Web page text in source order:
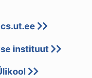
instituut